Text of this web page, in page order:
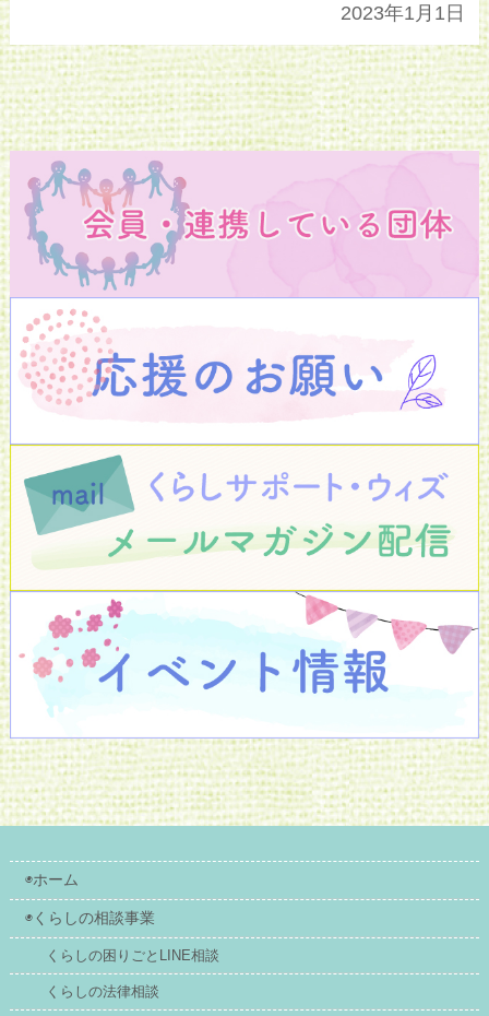
2023年1月1日
◉ホーム
◉くらしの相談事業
くらしの困りごとLINE相談
くらしの法律相談